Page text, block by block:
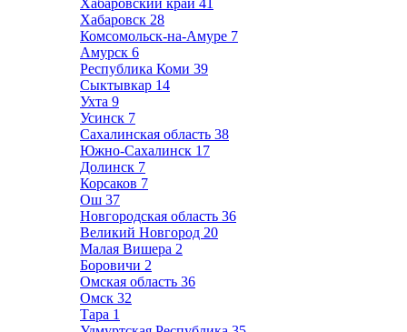
Хабаровский край 41
Хабаровск 28
Комсомольск-на-Амуре 7
Амурск 6
Республика Коми 39
Сыктывкар 14
Ухта 9
Усинск 7
Сахалинская область 38
Южно-Сахалинск 17
Долинск 7
Корсаков 7
Ош 37
Новгородская область 36
Великий Новгород 20
Малая Вишера 2
Боровичи 2
Омская область 36
Омск 32
Тара 1